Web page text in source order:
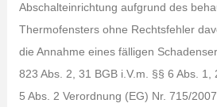
Abschalteinrichtung aufgrund des
Thermofensters ohne Rechtsfehler
die Annahme eines fälligen
823 Abs. 2, 31 BGB i.V.m. §§ 6 Abs. 1,
5 Abs. 2 Verordnung (EG) Nr. 715/